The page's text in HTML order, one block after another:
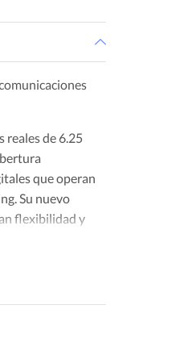
de 6.25
que operan
Su nuevo
flexibilidad y
la tecnología